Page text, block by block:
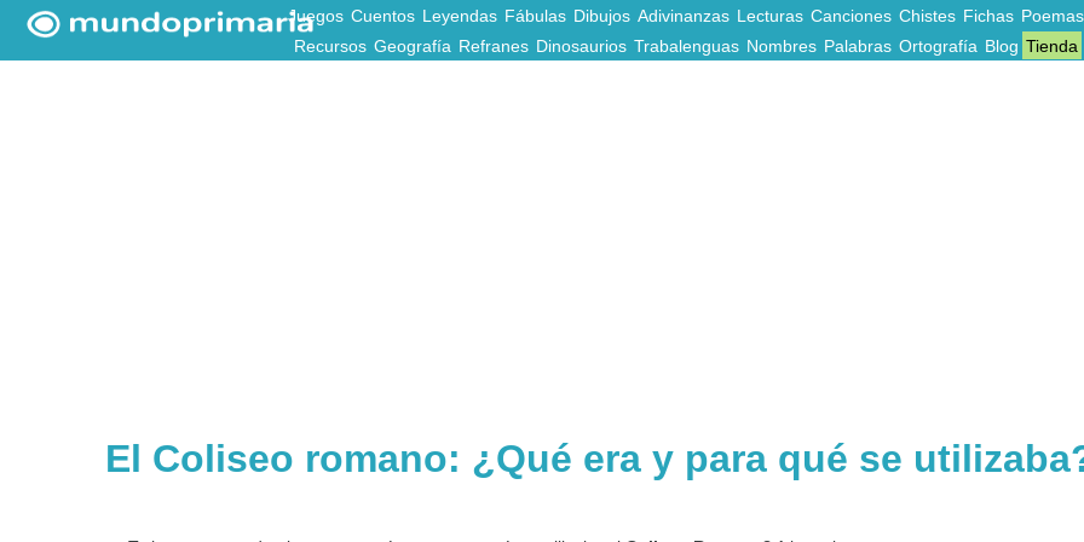
Juegos Cuentos Leyendas Fábulas Dibujos Adivinanzas Lecturas Canciones Chistes Fichas Poemas
Recursos Geografía Refranes Dinosaurios Trabalenguas Nombres Palabras Ortografía Blog Tienda
El Coliseo romano: ¿Qué era y para qué se